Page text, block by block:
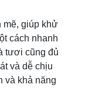
mẽ, giúp khử
cách nhanh
tươi cũng đủ
và dễ chịu
và khả năng